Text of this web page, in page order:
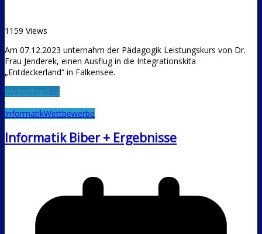
1159 Views
Am 07.12.2023 unternahm der Pädagogik Leistungskurs von Dr.
Frau Jenderek, einen Ausflug in die Integrationskita
„Entdeckerland“ in Falkensee.
Weiterlesen →
InformatikWettbewerbe
Informatik Biber + Ergebnisse